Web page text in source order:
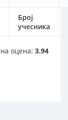
Број
учесника
оцена: 3.94